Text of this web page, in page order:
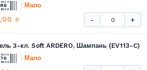
Мало
₴ - +
3-кл. Soft ARDERO, Шампань (EV113-C)
Мало